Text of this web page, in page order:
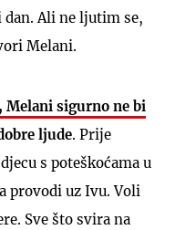
Ali ne ljutim se,
Melani.
Melani sigurno ne bi
ljude. Prije
s poteškoćama u
provodi uz Ivu. Voli
Sve što svira na